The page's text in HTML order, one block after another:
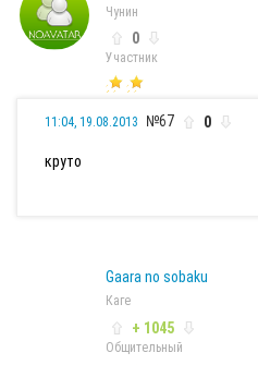
Чунин
0
Участник
11:04, 19.08.2013 №67 0
круто
Gaara no sobaku
Каге
+ 1045
Общительный